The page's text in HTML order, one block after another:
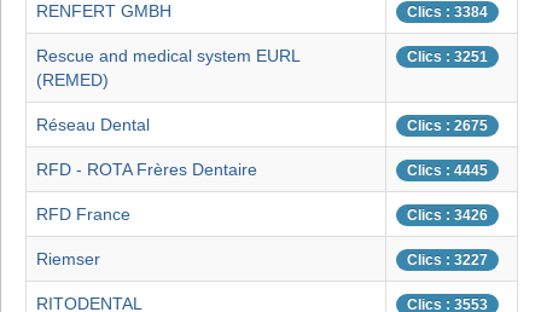
RENFERT GMBH Clics : 3384
Rescue and medical system EURL
(REMED)
Clics : 3251
Réseau Dental Clics : 2675
RFD - ROTA Frères Dentaire Clics : 4445
RFD France Clics : 3426
Riemser Clics : 3227
RITODENTAL Clics : 3553